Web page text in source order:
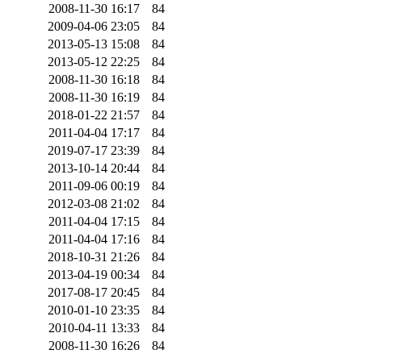
2008-11-30 16:17
84
2009-04-06 23:05
84
2013-05-13 15:08
84
2013-05-12 22:25
84
2008-11-30 16:18
84
2008-11-30 16:19
84
2018-01-22 21:57
84
2011-04-04 17:17
84
2019-07-17 23:39
84
2013-10-14 20:44
84
2011-09-06 00:19
84
2012-03-08 21:02
84
2011-04-04 17:15
84
2011-04-04 17:16
84
2018-10-31 21:26
84
2013-04-19 00:34
84
2017-08-17 20:45
84
2010-01-10 23:35
84
2010-04-11 13:33
84
2008-11-30 16:26
84